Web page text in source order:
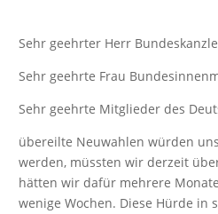
Sehr geehrter Herr
Sehr geehrte Frau
Sehr geehrte Mitglieder des
übereilte Neuwahlen würden
werden, müssten wir derzeit
hätten wir dafür mehrere
wenige Wochen. Diese Hürde